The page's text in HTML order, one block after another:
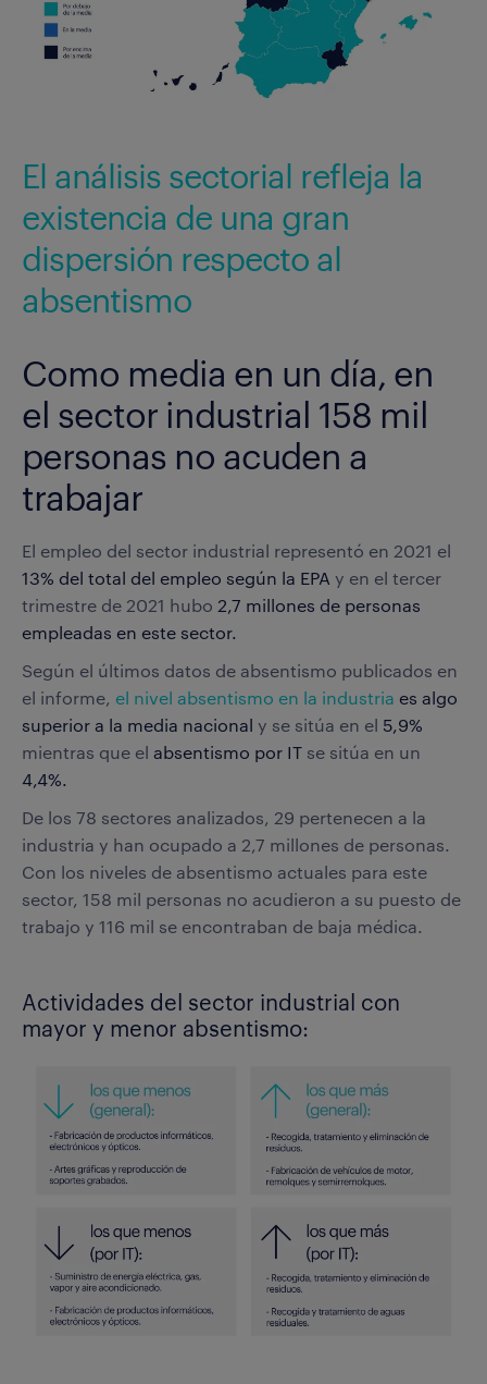
El análisis sectorial refleja la
existencia de una gran
dispersión respecto al
absentismo
Como media en un día, en
el sector industrial 158 mil
personas no acuden a
trabajar
El empleo del sector industrial representó en 2021 el
13% del total del empleo según la EPA y en el tercer
trimestre de 2021 hubo 2,7 millones de personas
empleadas en este sector.
Según el últimos datos de absentismo publicados en
el informe, el nivel absentismo en la industria es algo
superior a la media nacional y se sitúa en el 5,9%
mientras que el absentismo por IT se sitúa en un
4,4%.
De los 78 sectores analizados, 29 pertenecen a la
industria y han ocupado a 2,7 millones de personas.
Con los niveles de absentismo actuales para este
sector, 158 mil personas no acudieron a su puesto de
trabajo y 116 mil se encontraban de baja médica.
Actividades del sector industrial con
mayor y menor absentismo: